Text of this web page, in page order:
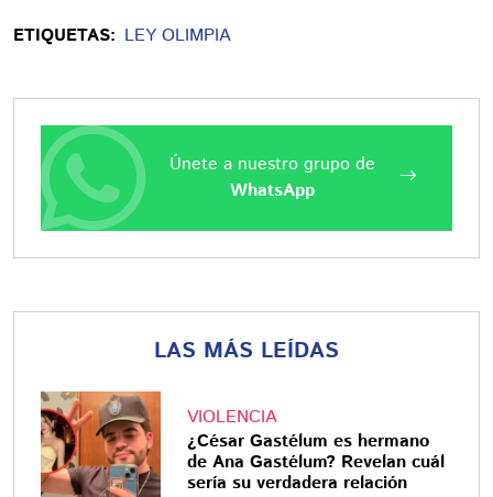
ETIQUETAS: LEY OLIMPIA
Únete a nuestro grupo de
WhatsApp
LAS MÁS LEÍDAS
VIOLENCIA
¿César Gastélum es hermano
de Ana Gastélum? Revelan cuál
sería su verdadera relación